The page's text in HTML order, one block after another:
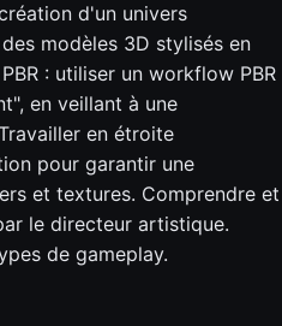
d'un univers
modèles 3D stylisés en
: utiliser un workflow PBR
en veillant à une
en étroite
pour garantir une
et textures. Comprendre et
le directeur artistique.
de gameplay.